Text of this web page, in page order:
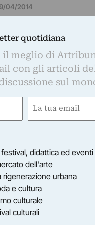
04/2014
Bonamore
si
lignei che si offrono
03/2014
quotidiana
meglio di
con gli articoli
sul
Email
didattica ed
dell'arte
rigenerazione urbana
e cultura
culturale
culturali